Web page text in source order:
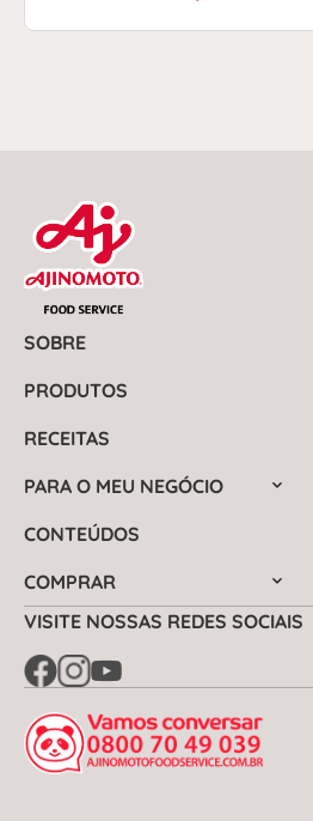
SOBRE
PRODUTOS
RECEITAS
PARA O MEU NEGÓCIO
CONTEÚDOS
COMPRAR
VISITE NOSSAS REDES SOCIAIS